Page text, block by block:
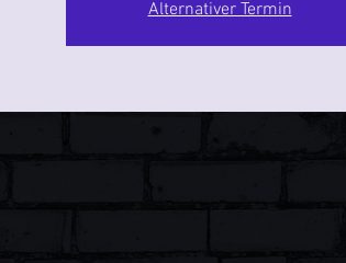
Alternativer Termin